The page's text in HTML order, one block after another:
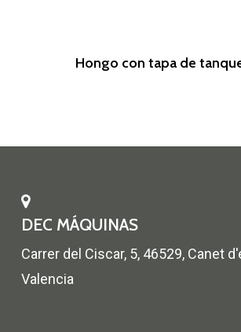
Leer Más
Hongo con tapa de
DEC MÁQUINAS
Carrer del Ciscar, 5, 46529, Canet
Valencia